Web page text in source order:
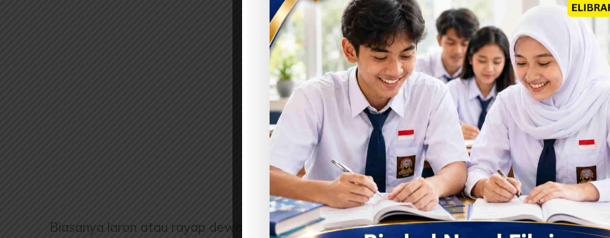
Biasanya laron atau rayap dewasa sering mendekati cahaya di malam hari selepas hujan.